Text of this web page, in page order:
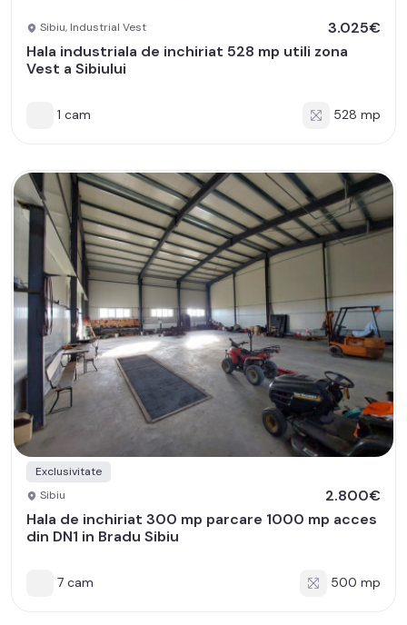
Sibiu, Industrial Vest
3.025€
Hala industriala de inchiriat 528 mp utili zona
Vest a Sibiului
1 cam 528 mp
Exclusivitate
Sibiu
2.800€
Hala de inchiriat 300 mp parcare 1000 mp acces
din DN1 in Bradu Sibiu
7 cam 500 mp